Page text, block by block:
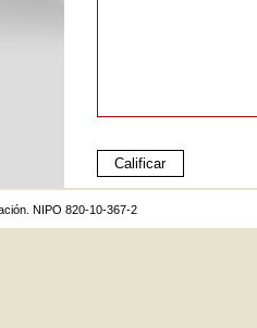
NIPO 820-10-367-2